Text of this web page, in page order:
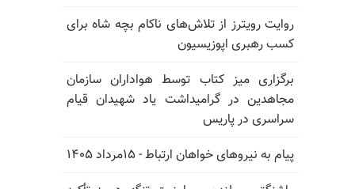
روایت رویترز از تلاش‌های ناکام بچه شاه برای
کسب رهبری اپوزیسیون
برگزاری میز کتاب توسط هواداران سازمان
مجاهدین در گرامیداشت یاد شهیدان قیام
سراسری در پاریس
پیام به نیروهای خواهان ارتباط - ۱۵مرداد ۱۴۰۵